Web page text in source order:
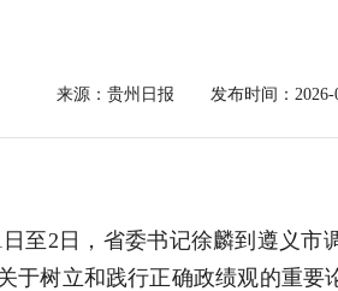
来源：贵州日报 发布时间：2026-
日至2日，省委书记徐麟到遵义
于树立和践行正确政绩观的重要